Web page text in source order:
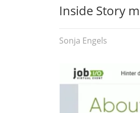
Inside Story
Sonja Engels